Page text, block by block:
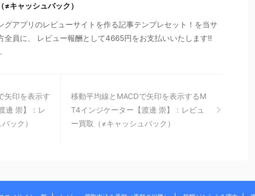
キャッシュバック）
グアプリのレビューサイトを作る記事テンプレセット！を当サ
全員に、 レビュー報酬として4665円をお支払いいたします!!
矢印を表示す
邊 崇】：レ
ック）
移動平均線とMACDで矢印を表示するM
T4インジケーター【渡邊 崇】：レビュ
ー買取（≠キャッシュバック）